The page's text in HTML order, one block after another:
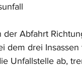
der Abfahrt
dem drei
Unfallstelle ab,